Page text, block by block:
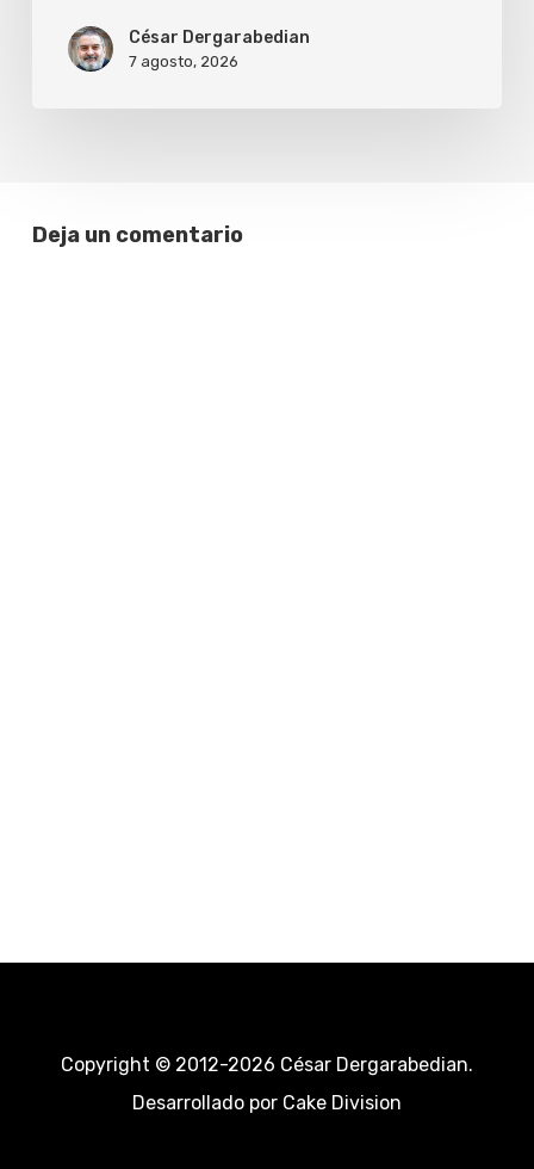
César Dergarabedian
7 agosto, 2026
Deja un comentario
Copyright © 2012-2026 César Dergarabedian.
Desarrollado porCake Division